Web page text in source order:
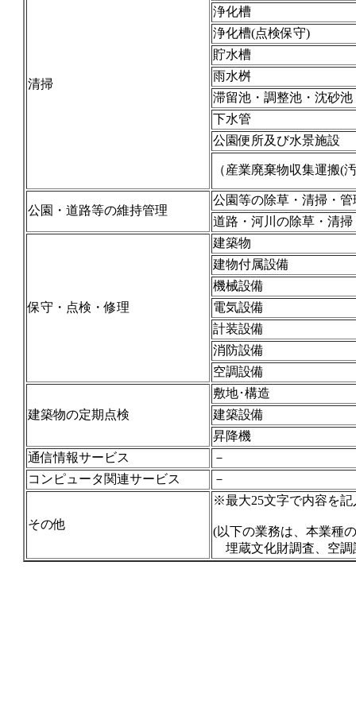
清掃
浄化槽
浄化槽(点検保守)
貯水槽
雨水桝
滞留池・調整池・沈砂
下水管
公園便所及び水景施設
（産業廃棄物収集運搬(
公園・道路等の維持管理
公園等の除草・清掃・管
道路・河川の除草・清掃
保守・点検・修理
建築物
建物付属設備
機械設備
電気設備
計装設備
消防設備
空調設備
建築物の定期点検
敷地･構造
建築設備
昇降機
通信情報サービス
－
コンピュータ関連サービス
－
その他
※最大25文字で内容を
(以下の業務は、本業種
埋蔵文化財調査、空